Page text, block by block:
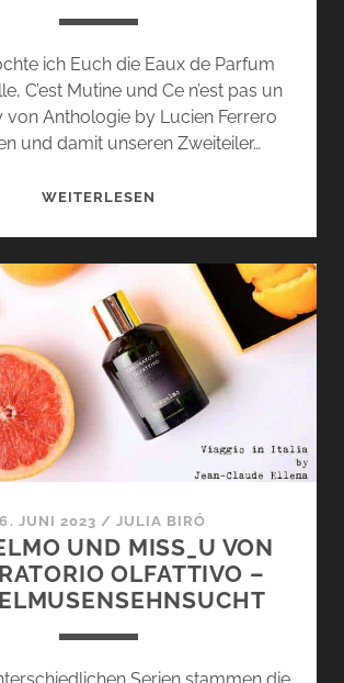
ich Euch die Eaux de Parfum
C’est Mutine und Ce n’est pas un
von Anthologie by Lucien Ferrero
und damit unseren Zweiteiler…
WEITERLESEN
MUTINE
UND
CE
N’EST
PAS
UN
PATCHOULY
ANTHOLOGIE
LUCIEN
FERRERO
JUNI 2023 /JULIA BIRÓ
UND MISS_U VON
OLFATTIVO –